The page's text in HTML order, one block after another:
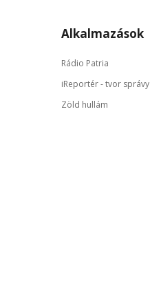
Alkalmazások
Rádio Patria
iReportér - tvor správy
Zöld hullám